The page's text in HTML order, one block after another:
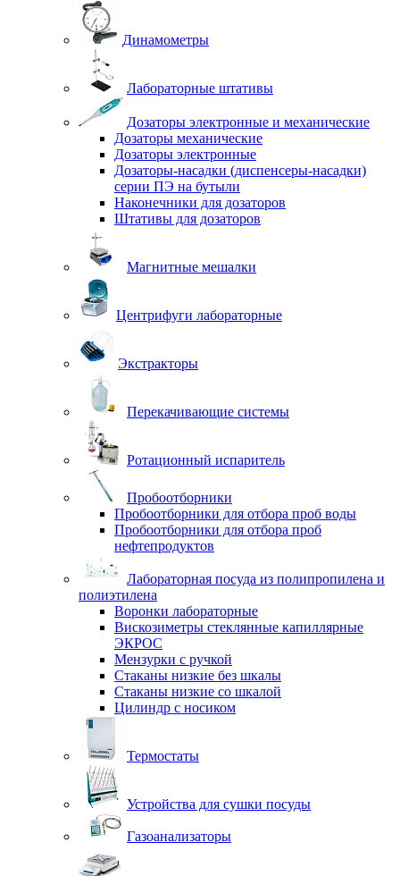
Динамометры
Лабораторные штативы
Дозаторы электронные и механические
Дозаторы механические
Дозаторы электронные
Дозаторы-насадки (диспенсеры-насадки)
серии ПЭ на бутыли
Наконечники для дозаторов
Штативы для дозаторов
Магнитные мешалки
Центрифуги лабораторные
Экстракторы
Перекачивающие системы
Ротационный испаритель
Пробоотборники
Пробоотборники для отбора проб воды
Пробоотборники для отбора проб
нефтепродуктов
Лабораторная посуда из полипропилена и
полиэтилена
Воронки лабораторные
Вискозиметры стеклянные капиллярные
ЭКРОС
Мензурки с ручкой
Стаканы низкие без шкалы
Стаканы низкие со шкалой
Цилиндр с носиком
Термостаты
Устройства для сушки посуды
Газоанализаторы